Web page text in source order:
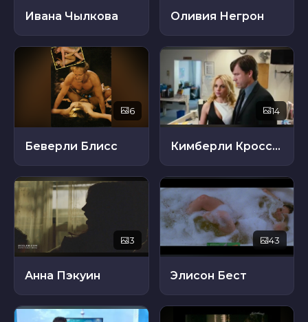
Ивана Чылкова Оливия Негрон
6
Беверли Блисс
14
Кимберли Кроссман
3
Анна Пэкуин
43
Элисон Бест